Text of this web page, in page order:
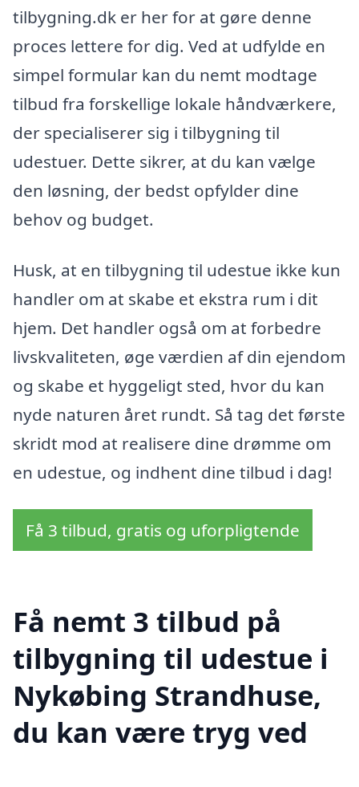
tilbygning.dk er her for at gøre denne
proces lettere for dig. Ved at udfylde en
simpel formular kan du nemt modtage
tilbud fra forskellige lokale håndværkere,
der specialiserer sig i tilbygning til
udestuer. Dette sikrer, at du kan vælge
den løsning, der bedst opfylder dine
behov og budget.
Husk, at en tilbygning til udestue ikke kun
handler om at skabe et ekstra rum i dit
hjem. Det handler også om at forbedre
livskvaliteten, øge værdien af din ejendom
og skabe et hyggeligt sted, hvor du kan
nyde naturen året rundt. Så tag det første
skridt mod at realisere dine drømme om
en udestue, og indhent dine tilbud i dag!
Få 3 tilbud, gratis og uforpligtende
Få nemt 3 tilbud på
tilbygning til udestue i
Nykøbing Strandhuse,
du kan være tryg ved